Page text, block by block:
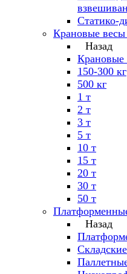
Статико-
Крановые
Назад
150-300 кг
500 кг
1 т
2 т
3 т
5 т
10 т
15 т
20 т
30 т
50 т
Назад